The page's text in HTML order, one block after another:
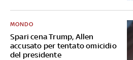
Spari cena Trump, Allen
accusato per tentato omicidio
del presidente
MONDO